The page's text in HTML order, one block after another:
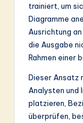
trainiert, um
Diagramme
Ausrichtung
die Ausgabe
Rahmen einer
Dieser Ansatz
Analysten und
platzieren,
überprüfen,